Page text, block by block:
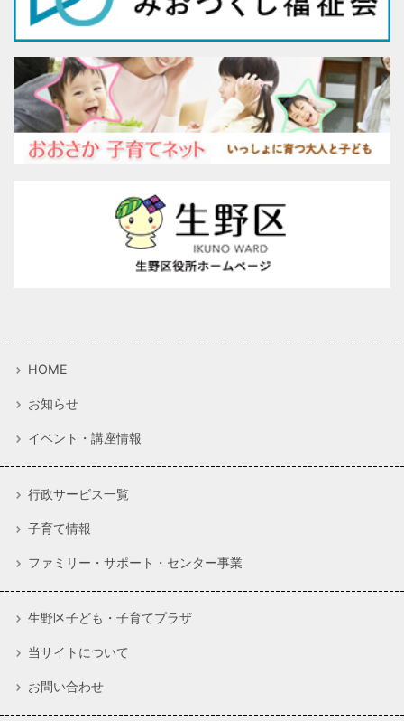
HOME
お知らせ
イベント・講座情報
行政サービス一覧
子育て情報
ファミリー・サポート・センター事業
生野区子ども・子育てプラザ
当サイトについて
お問い合わせ